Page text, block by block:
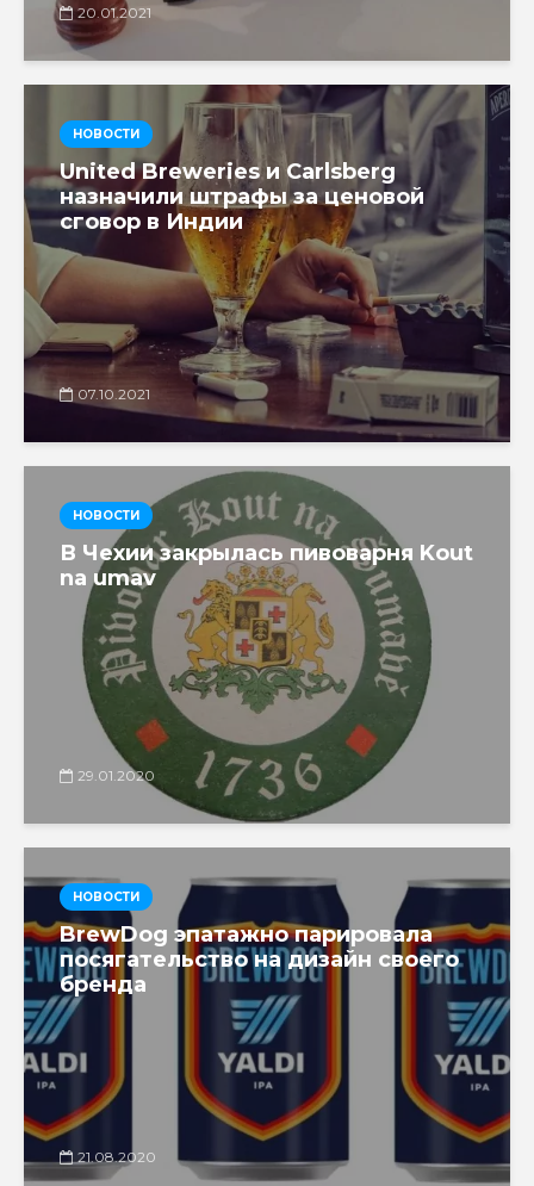
20.01.2021
НОВОСТИ
United Breweries и Carlsberg
назначили штрафы за ценовой
сговор в Индии
07.10.2021
НОВОСТИ
В Чехии закрылась пивоварня Kout
na umav
29.01.2020
НОВОСТИ
BrewDog эпатажно парировала
посягательство на дизайн своего
бренда
21.08.2020